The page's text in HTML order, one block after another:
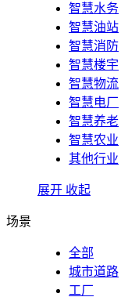
智慧水务
智慧油站
智慧消防
智慧楼宇
智慧物流
智慧电厂
智慧养老
智慧农业
其他行业
展开 收起
场景
全部
城市道路
工厂